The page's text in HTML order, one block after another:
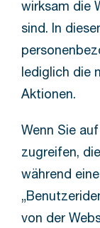
wirksam die
sind. In
lediglich die
Aktionen.
Wenn Sie
zugreifen,
während
von der